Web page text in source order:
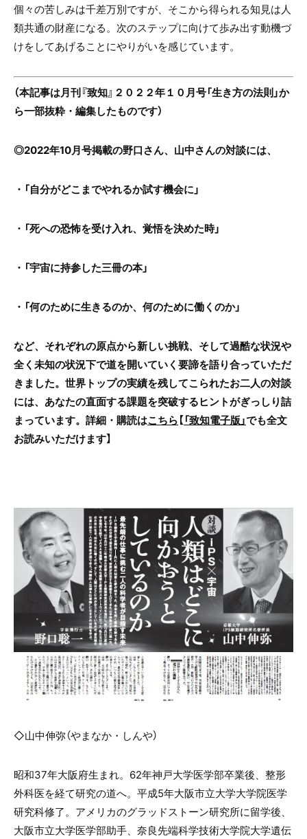
個々の苦しみは千差万別ですが、そこから得られる知見は人
類共通の財産になる。次のステップに向けて歩み出す動機づ
けをしてあげることにやりがいを感じています。
（本記事は月刊『致知』２０２２年１０月号「生き方の法則」か
ら一部抜粋・編集したものです）
◎2022年10月号掲載の野口さん、山中さんの対談には、
・「自分がどこまでやれるか試す機会に」
・「死への恐怖を受け入れ、覚悟を決めた時」
・「宇宙に持参した三冊の本」
・「何のために生きるのか、何のために働くのか」
など、それぞれの原点から新しい挑戦、そして過酷な状況や
全く未知の状況下で道を開いていく要諦を語り合っていただ
きました。世界トップの実績を残してこられたお二人の対談
には、あなたの直面する課題を突破するヒントがぎっしり詰
まっています。 詳細・購読はこちら【「致知電子版」でも全文
お読みいただけます】
◇山中伸弥（やまなか・しんや）
昭和37年大阪府生まれ。 62年神戸大学医学部卒業後、整形
外科医を経て研究の道へ。平成5年大阪市立大学大学院医学
研究科修了。アメリカのグラッドストーン研究所に留学後、
大阪市立大学医学部助手、奈良先端科学技術大学院大学遺伝